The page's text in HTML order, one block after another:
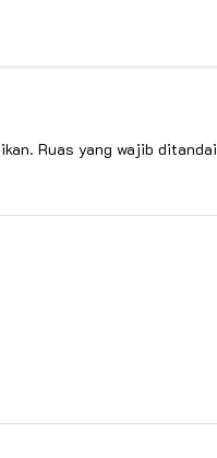
Ruas yang wajib ditandai